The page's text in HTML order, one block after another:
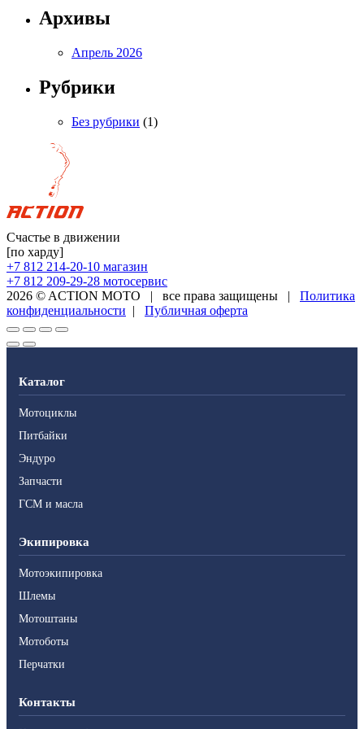
Архивы
Апрель 2026
Рубрики
Без рубрики (1)
Счастье в движении
[по харду]
+7 812 214-20-10 магазин
+7 812 209-29-28 мотосервис
2026 © ACTION MOTO | все права защищены |
Политика
конфиденциальности | Публичная оферта
Каталог
Мотоциклы
Питбайки
Эндуро
Запчасти
ГСМ и масла
Экипировка
Мотоэкипировка
Шлемы
Мотоштаны
Мотоботы
Перчатки
Контакты